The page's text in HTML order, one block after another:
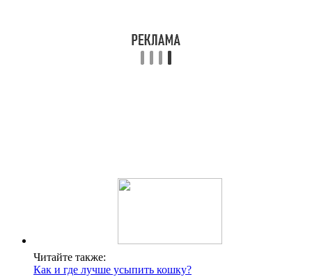
Читайте также:
Как и где лучше усыпить кошку?